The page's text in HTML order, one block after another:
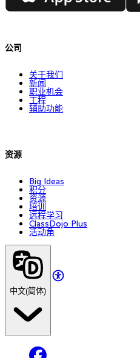
公司
关于我们
新闻
职业机会
工程
辅助功能
资源
Big Ideas
积分
资源
培训
远程学习
ClassDojo Plus
活动角
中文(简体)
Facebook